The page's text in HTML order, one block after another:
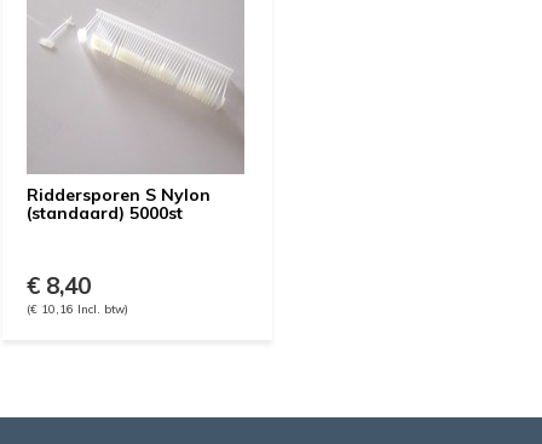
Riddersporen S Nylon
(standaard) 5000st
€ 8,40
(€ 10,16 Incl. btw)